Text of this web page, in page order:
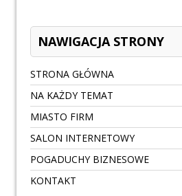
NAWIGACJA STRONY
STRONA GŁÓWNA
NA KAŻDY TEMAT
MIASTO FIRM
SALON INTERNETOWY
POGADUCHY BIZNESOWE
KONTAKT